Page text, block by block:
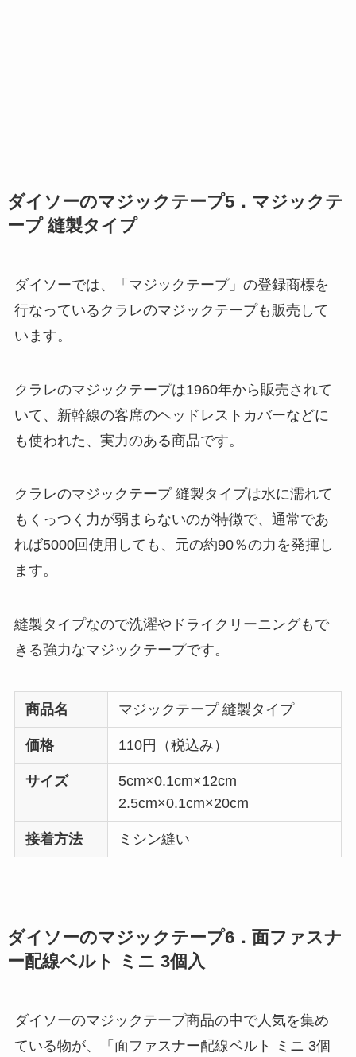
ダイソーのマジックテープ5．マジックテ
ープ 縫製タイプ
ダイソーでは、「マジックテープ」の登録商標を
行なっているクラレのマジックテープも販売して
います。
クラレのマジックテープは1960年から販売されて
いて、新幹線の客席のヘッドレストカバーなどに
も使われた、実力のある商品です。
クラレのマジックテープ 縫製タイプは水に濡れて
もくっつく力が弱まらないのが特徴で、通常であ
れば5000回使用しても、元の約90％の力を発揮し
ます。
縫製タイプなので洗濯やドライクリーニングもで
きる強力なマジックテープです。
商品名 マジックテープ 縫製タイプ
価格 110円（税込み）
サイズ
5cm×0.1cm×12cm
2.5cm×0.1cm×20cm
接着方法 ミシン縫い
ダイソーのマジックテープ6．面ファスナ
ー配線ベルト ミニ 3個入
ダイソーのマジックテープ商品の中で人気を集め
ている物が、「面ファスナー配線ベルト ミニ 3個